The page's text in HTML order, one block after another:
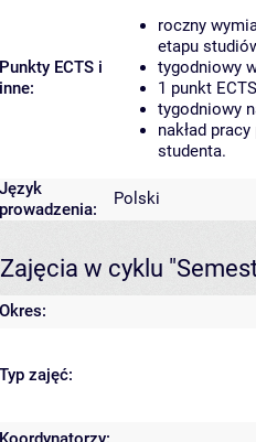
Punkty ECTS i
inne:
roczny
etapu
tygodniowy
1 punkt
tygodniowy
nakład
studenta.
Język
prowadzenia:
Polski
Zajęcia w cyklu
Okres:
Typ zajęć: